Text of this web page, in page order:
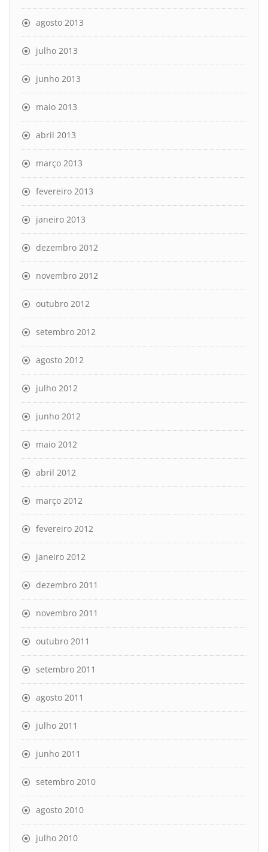
agosto 2013
julho 2013
junho 2013
maio 2013
abril 2013
março 2013
fevereiro 2013
janeiro 2013
dezembro 2012
novembro 2012
outubro 2012
setembro 2012
agosto 2012
julho 2012
junho 2012
maio 2012
abril 2012
março 2012
fevereiro 2012
janeiro 2012
dezembro 2011
novembro 2011
outubro 2011
setembro 2011
agosto 2011
julho 2011
junho 2011
setembro 2010
agosto 2010
julho 2010